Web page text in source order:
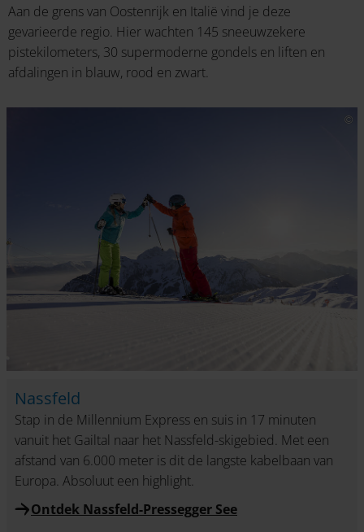
Aan de grens van Oostenrijk en Italië vind je deze
gevarieerde regio. Hier wachten 145 sneeuwzekere
pistekilometers, 30 supermoderne gondels en liften en
afdalingen in blauw, rood en zwart.
Nassfeld
Stap in de Millennium Express en suis in 17 minuten
vanuit het Gailtal naar het Nassfeld-skigebied. Met een
afstand van 6.000 meter is dit de langste kabelbaan van
Europa. Absoluut een highlight.
Ontdek Nassfeld-Pressegger See